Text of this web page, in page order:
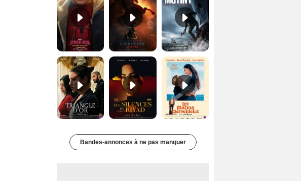
Les Silences de Riyad Bande-annonce VO STFR Les Matins merveilleux Bande-annonce VF
Bandes-annonces à ne pas manquer